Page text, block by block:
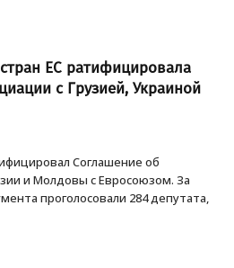
ЕС ратифицировала
с Грузией, Украиной
Соглашение об
и Молдовы с Евросоюзом. За
проголосовали 284 депутата,